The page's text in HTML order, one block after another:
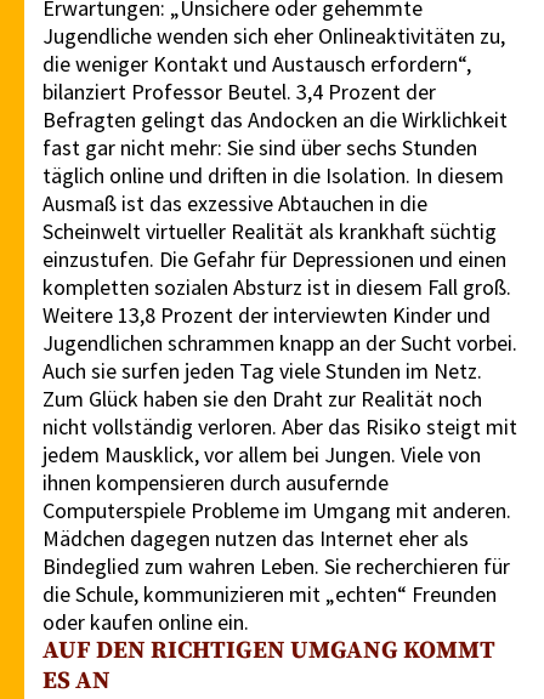
Erwartungen: „Unsichere oder gehemmte
Jugendliche wenden sich eher Onlineaktivitäten zu,
die weniger Kontakt und Austausch erfordern“,
bilanziert Professor Beutel. 3,4 Prozent der
Befragten gelingt das Andocken an die Wirklichkeit
fast gar nicht mehr: Sie sind über sechs Stunden
täglich online und driften in die Isolation. In diesem
Ausmaß ist das exzessive Abtauchen in die
Scheinwelt virtueller Realität als krankhaft süchtig
einzustufen. Die Gefahr für Depressionen und einen
kompletten sozialen Absturz ist in diesem Fall groß.
Weitere 13,8 Prozent der interviewten Kinder und
Jugendlichen schrammen knapp an der Sucht vorbei.
Auch sie surfen jeden Tag viele Stunden im Netz.
Zum Glück haben sie den Draht zur Realität noch
nicht vollständig verloren. Aber das Risiko steigt mit
jedem Mausklick, vor allem bei Jungen. Viele von
ihnen kompensieren durch ausufernde
Computerspiele Probleme im Umgang mit anderen.
Mädchen dagegen nutzen das Internet eher als
Bindeglied zum wahren Leben. Sie recherchieren für
die Schule, kommunizieren mit „echten“ Freunden
oder kaufen online ein.
AUF DEN RICHTIGEN UMGANG KOMMT
ES AN